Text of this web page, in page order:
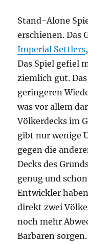
Stand-Alone
erschienen. Das
Imperial Settlers
Das Spiel gefiel
ziemlich gut.
geringeren
was vor allem
Völkerdecks im
gibt nur wenige
gegen die
Decks des
genug und
Entwickler
direkt zwei
noch mehr
Barbaren